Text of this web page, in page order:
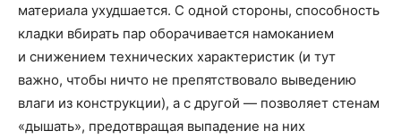
материала ухудшается. С одной стороны, способность
кладки вбирать пар оборачивается намоканием
и снижением технических характеристик (и тут
важно, чтобы ничто не препятствовало выведению
влаги из конструкции), а с другой — позволяет стенам
«дышать», предотвращая выпадение на них